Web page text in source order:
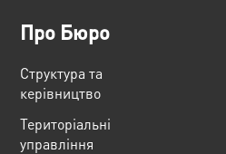
Про Бюро
Структура та
керівництво
Територіальні
управління